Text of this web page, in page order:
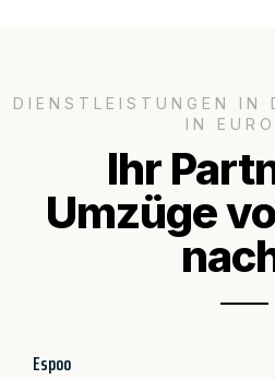
DIENSTLEISTUNGEN IN
IN
Ihr
Umzüge
Espoo